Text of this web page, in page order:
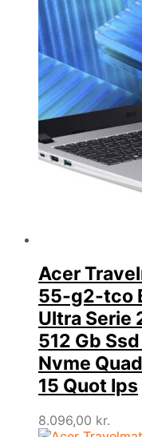
Acer
55-g2-tco
Ultra Serie
512 Gb
Nvme
15 Quot Ips
8.096,00 kr.